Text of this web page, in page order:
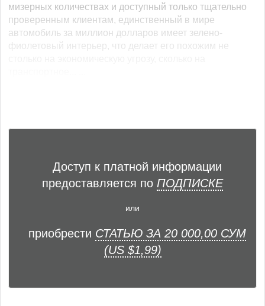
мизерных количествах и доступный только тщательно
проверенным клиентам, единственный в мире
автомобиль за миллион долларов имеет зелено-
фиолетовый интерьер, что делает его похожим не
Доступ к платной информации
предоставляется по ПОДПИСКЕ
или
приобрести СТАТЬЮ ЗА 20 000,00 СУМ
(US $1,99)